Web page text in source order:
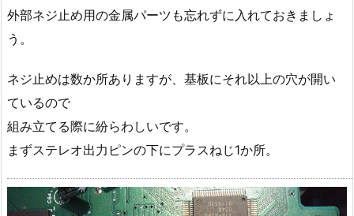
外部ネジ止め用の金属パーツも忘れずに入れておきましょ
う。
ネジ止めは数か所ありますが、基板にそれ以上の穴が開い
ているので
組み立てる際に紛らわしいです。
まずステレオ出力ピンの下にプラスねじ1か所。